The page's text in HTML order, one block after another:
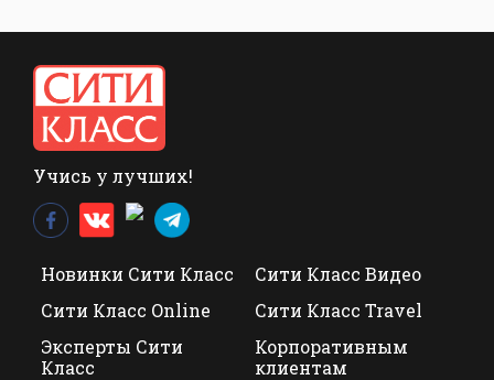
Учись у лучших!
Новинки Сити Класс
Сити Класс Видео
Сити Класс Online
Сити Класс Travel
Эксперты Сити
Класс
Корпоративным
клиентам